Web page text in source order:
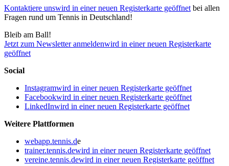
Kontaktiere unswird in einer neuen Registerkarte geöffnet bei allen
Fragen rund um Tennis in Deutschland!
Bleib am Ball!
Jetzt zum Newsletter anmeldenwird in einer neuen Registerkarte
geöffnet
Social
Instagramwird in einer neuen Registerkarte geöffnet
Facebookwird in einer neuen Registerkarte geöffnet
LinkedInwird in einer neuen Registerkarte geöffnet
Weitere Plattformen
webapp.tennis.de
trainer.tennis.dewird in einer neuen Registerkarte geöffnet
vereine.tennis.dewird in einer neuen Registerkarte geöffnet